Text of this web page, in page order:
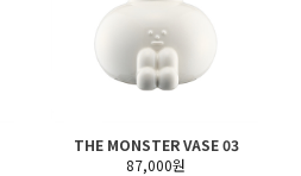
THE MONSTER VASE 03
87,000원